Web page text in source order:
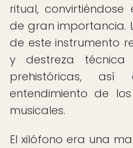
ritual,
de gran importancia.
de este instrumento
y destreza técnica
prehistóricas,
entendimiento de
musicales.
El xilófono era una